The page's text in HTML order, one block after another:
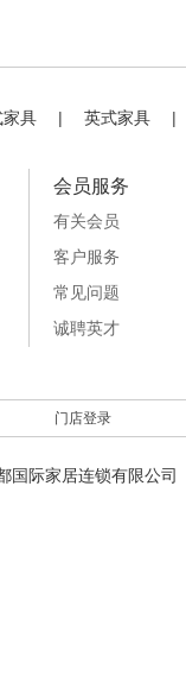
家具 | 英式家具 |
会员服务
有关会员
客户服务
常见问题
诚聘英才
门店登录
际家居连锁有限公司